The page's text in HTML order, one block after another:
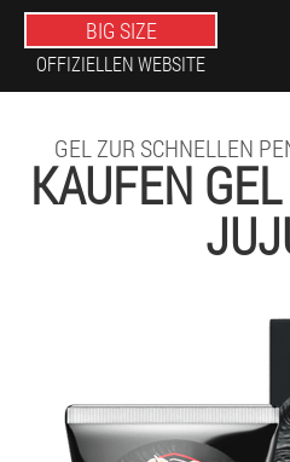
BIG SIZE
OFFIZIELLEN WEBSITE
GEL ZUR SCHNELLEN
KAUFEN